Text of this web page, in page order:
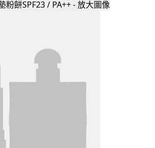
粉餅SPF23 / PA++ - 放大圖像